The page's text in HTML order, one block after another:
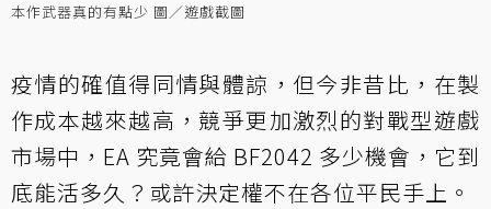
本作武器真的有點少 圖／遊戲截圖
疫情的確值得同情與體諒，但今非昔比，在製
作成本越來越高，競爭更加激烈的對戰型遊戲
市場中，EA 究竟會給 BF2042 多少機會，它到
底能活多久？或許決定權不在各位平民手上。